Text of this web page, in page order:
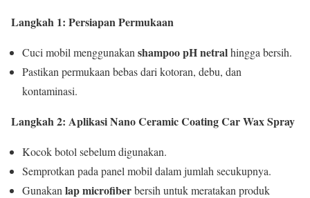
Langkah 1: Persiapan Permukaan
Cuci mobil menggunakanshampoo pH netralhingga bersih.
Pastikan permukaan bebas dari kotoran, debu, dan
kontaminasi.
Langkah 2: Aplikasi Nano Ceramic Coating Car Wax Spray
Kocok botol sebelum digunakan.
Semprotkan pada panel mobil dalam jumlah secukupnya.
Gunakanlap microfiberbersih untuk meratakan produk